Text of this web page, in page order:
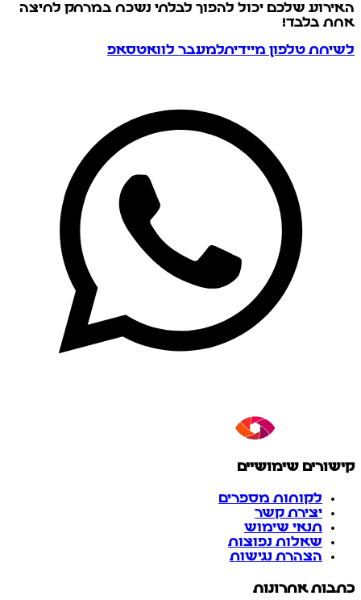
האירוע שלכם יכול להפוך לבלתי נשכח במרחק לחיצה
אחת בלבד!
לשיחת טלפון מיידיתלמעבר לוואטסאפ
קישורים שימושיים
לקוחות מספרים
יצירת קשר
תנאי שימוש
שאלות נפוצות
הצהרת נגישות
כתבות אחרונות